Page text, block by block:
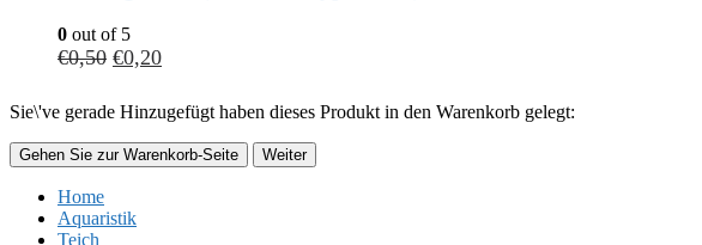
0 out of 5
€0,50 €0,20
Sie\'ve gerade Hinzugefügt haben dieses Produkt in den Warenkorb gelegt:
Gehen Sie zur Warenkorb-Seite Weiter
Home
Aquaristik
Teich